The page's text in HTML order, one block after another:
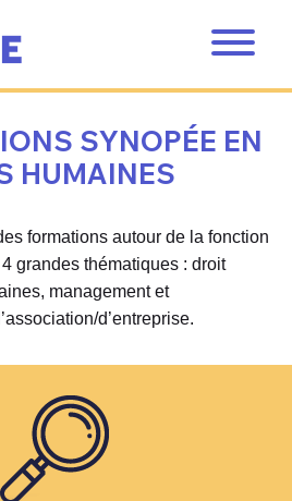
SYNOPÉE EN
HUMAINES
formations autour de la fonction
grandes thématiques : droit
management et
d’entreprise.